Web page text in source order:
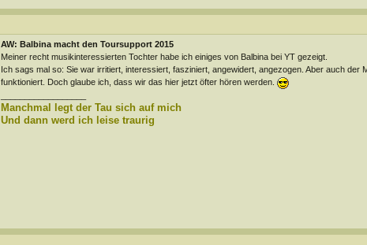
AW: Balbina macht den Toursupport 2015
Meiner recht musikinteressierten Tochter habe ich einiges von Balbina bei YT gezeigt.
Ich sags mal so: Sie war irritiert, interessiert, fasziniert, angewidert, angezogen. Aber auch der
funktioniert. Doch glaube ich, dass wir das hier jetzt öfter hören werden.
Manchmal legt der Tau sich auf mich
Und dann werd ich leise traurig